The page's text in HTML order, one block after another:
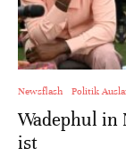
Newsflash Politik
Wadephul in
ist